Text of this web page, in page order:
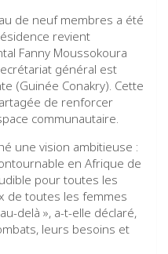
de neuf membres a été
revient
Fanny Moussokoura
général est
(Guinée Conakry). Cette
de renforcer
communautaire.
une vision ambitieuse :
en Afrique de
pour toutes les
de toutes les femmes
delà », a-t-elle déclaré,
leurs besoins et